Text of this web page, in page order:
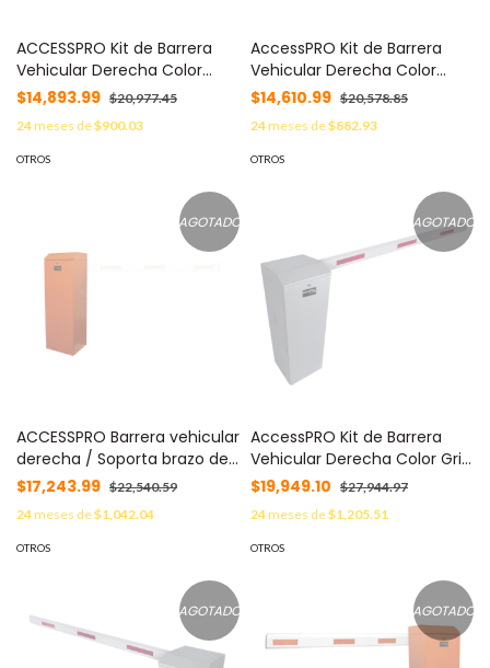
ACCESSPRO Kit de Barrera
Vehicular Derecha Color
Naranja y Brazo Ajustable de
3.6 a 5.5 m MOD: KIT-XBS-
RNB
$14,893.99 $20,977.45
24meses de$900.03
OTROS
AccessPRO Kit de Barrera
Vehicular Derecha Color
Naranja y Brazo de 3 m MOD:
KIT-XBF-RNB
$14,610.99 $20,578.85
24meses de$882.93
OTROS
AGOTADO
ACCESSPRO Barrera vehicular
derecha / Soporta brazo de
hasta 3 m / Apertura en 1.5 s
/Final de carrera ajustable
por programación /
Movimiento fluido / Diseño
$17,243.99 $22,540.59
24meses de$1,042.04
OTROS
AGOTADO
AccessPRO Kit de Barrera
Vehicular Derecha Color Gris
y Brazo de 3 m MOD: KIT-
$19,949.10 $27,944.97
24meses de$1,205.51
OTROS
AGOTADO AGOTADO